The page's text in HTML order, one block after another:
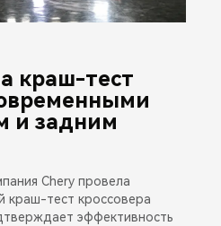
краш-тест
и задним
Chery провела
краш-тест кроссовера
эффективность